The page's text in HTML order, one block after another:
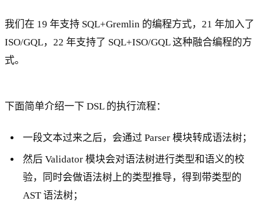
我们在 19 年支持 SQL+Gremlin 的编程方式，21 年加入了
ISO/GQL，22 年支持了 SQL+ISO/GQL 这种融合编程的方
式。
下面简单介绍一下 DSL 的执行流程：
一段文本过来之后，会通过 Parser 模块转成语法树；
然后 Validator 模块会对语法树进行类型和语义的校
验，同时会做语法树上的类型推导，得到带类型的
AST 语法树；